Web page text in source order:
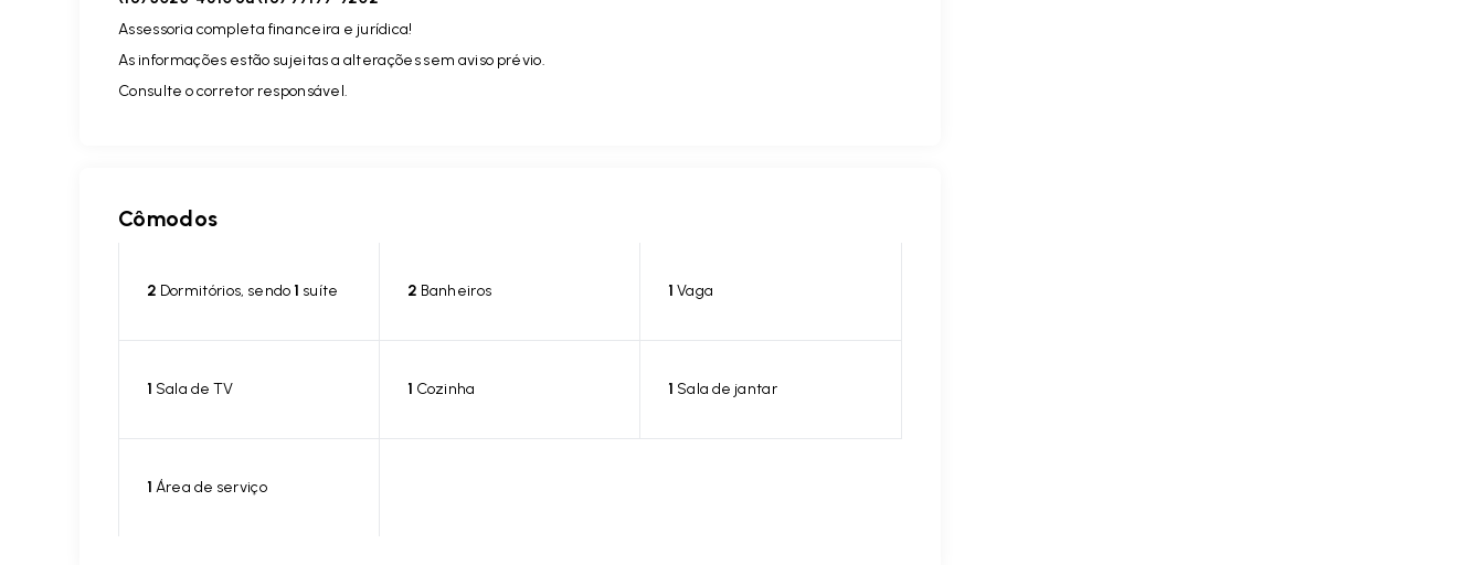
Assessoria completa financeira e jurídica!
As informações estão sujeitas a alterações sem aviso prévio.
Consulte o corretor responsável.
Cômodos
2 Dormitórios, sendo1 suíte 2 Banheiros 1 Vaga
1 Sala de TV 1 Cozinha 1 Sala de jantar
1 Área de serviço